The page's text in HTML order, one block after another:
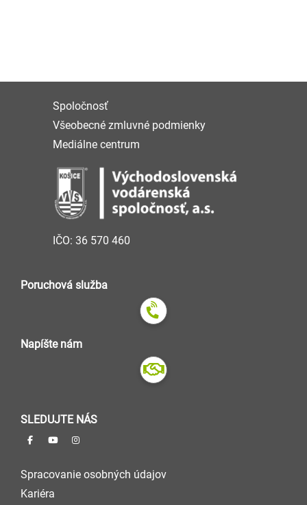
Spoločnosť
Všeobecné zmluvné podmienky
Mediálne centrum
IČO: 36 570 460
Poruchová služba
Napíšte nám
SLEDUJTE NÁS
Spracovanie osobných údajov
Kariéra